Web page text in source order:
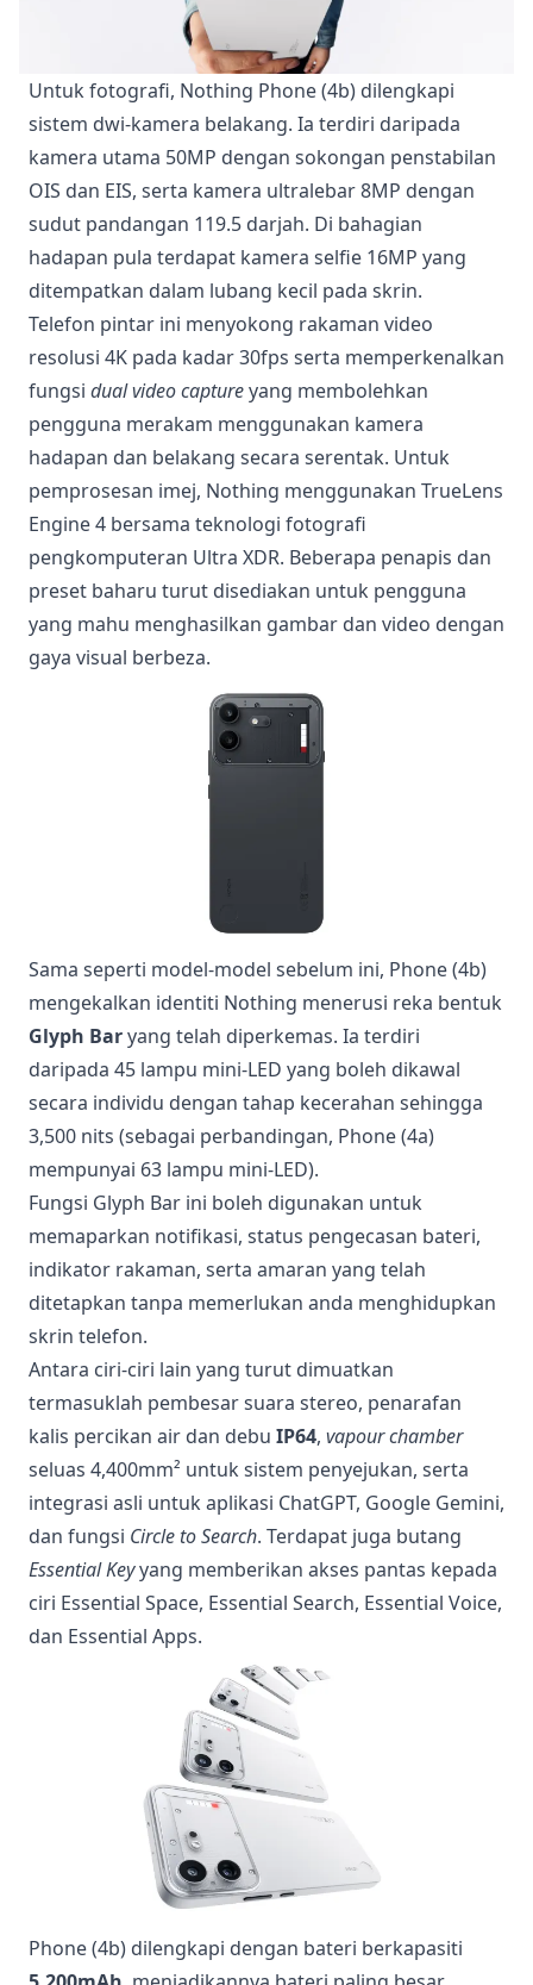
Untuk fotografi, Nothing Phone (4b) dilengkapi
sistem dwi-kamera belakang. Ia terdiri daripada
kamera utama 50MP dengan sokongan penstabilan
OIS dan EIS, serta kamera ultralebar 8MP dengan
sudut pandangan 119.5 darjah. Di bahagian
hadapan pula terdapat kamera selfie 16MP yang
ditempatkan dalam lubang kecil pada skrin.
Telefon pintar ini menyokong rakaman video
resolusi 4K pada kadar 30fps serta memperkenalkan
fungsi dual video captureyang membolehkan
pengguna merakam menggunakan kamera
hadapan dan belakang secara serentak. Untuk
pemprosesan imej, Nothing menggunakan TrueLens
Engine 4 bersama teknologi fotografi
pengkomputeran Ultra XDR. Beberapa penapis dan
preset baharu turut disediakan untuk pengguna
yang mahu menghasilkan gambar dan video dengan
gaya visual berbeza.
Sama seperti model-model sebelum ini, Phone (4b)
mengekalkan identiti Nothing menerusi reka bentuk
Glyph Baryang telah diperkemas. Ia terdiri
daripada 45 lampu mini-LED yang boleh dikawal
secara individu dengan tahap kecerahan sehingga
3,500 nits (sebagai perbandingan, Phone (4a)
mempunyai 63 lampu mini-LED).
Fungsi Glyph Bar ini boleh digunakan untuk
memaparkan notifikasi, status pengecasan bateri,
indikator rakaman, serta amaran yang telah
ditetapkan tanpa memerlukan anda menghidupkan
skrin telefon.
Antara ciri-ciri lain yang turut dimuatkan
termasuklah pembesar suara stereo, penarafan
kalis percikan air dan debu IP64, vapour chamber
seluas 4,400mm² untuk sistem penyejukan, serta
integrasi asli untuk aplikasi ChatGPT, Google Gemini,
dan fungsi Circle to Search. Terdapat juga butang
Essential Keyyang memberikan akses pantas kepada
ciri Essential Space, Essential Search, Essential Voice,
dan Essential Apps.
Phone (4b) dilengkapi dengan bateri berkapasiti